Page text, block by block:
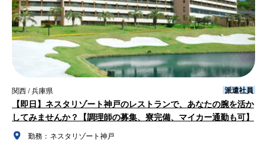
関西 / 兵庫県 派遣社員
【即日】ネスタリゾート神戸のレストランで、あなたの腕を活か
してみませんか？【調理師の募集、寮完備、マイカー通勤も可】
勤務： ネスタリゾート神戸